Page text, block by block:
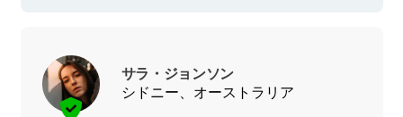
サラ・ジョンソン
シドニー、オーストラリア